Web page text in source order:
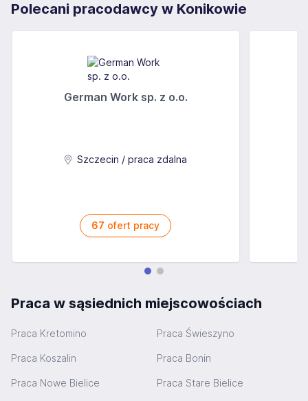
Polecani pracodawcy w Konikowie
German Work sp. z o.o.
Szczecin / praca zdalna
67 ofert pracy
Praca w sąsiednich miejscowościach
Praca Kretomino Praca Świeszyno
Praca Koszalin Praca Bonin
Praca Nowe Bielice Praca Stare Bielice